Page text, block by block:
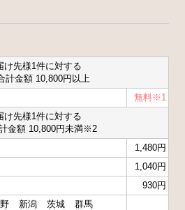
け先様1件に対する
計金額 10,800円以上
無料※1
け先様1件に対する
金額 10,800円未満※2
1,480円
1,040円
930円
新潟 茨城
群馬